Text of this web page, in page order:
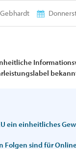
ein einheitliches
Folgen sind für